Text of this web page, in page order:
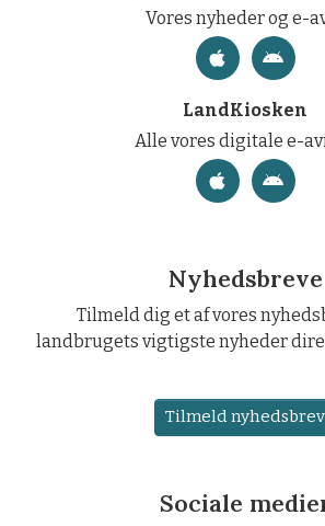
Vores nyheder og e-
LandKiosken
Alle vores digitale e-
Nyhedsbreve
Tilmeld dig et af vores
landbrugets vigtigste nyheder
Tilmeld nyhedsbrev
Sociale